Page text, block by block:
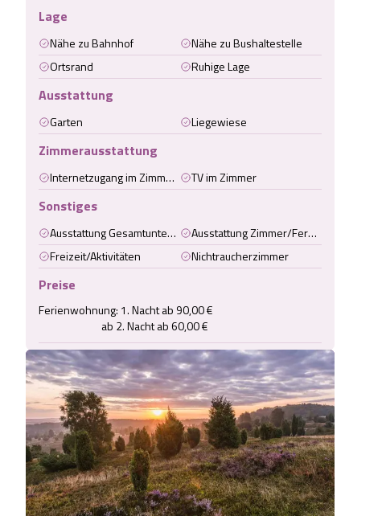
Lage
Nähe zu Bahnhof
Nähe zu Bushaltestelle
Ortsrand
Ruhige Lage
Ausstattung
Garten Liegewiese
Zimmerausstattung
Internetzugang im Zimmer (kabelgebunden) TV im Zimmer
Sonstiges
Ausstattung Gesamtunterkunft
Ausstattung Zimmer/Ferienwohnung/Ferienhaus
Freizeit/Aktivitäten
Nichtraucherzimmer
Preise
Ferienwohnung: 1. Nacht ab 90,00 €
                          ab 2. Nacht ab 60,00 €